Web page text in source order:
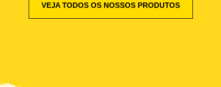
VEJA TODOS OS NOSSOS PRODUTOS